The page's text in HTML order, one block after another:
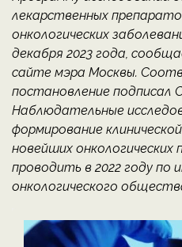
лекарственных
онкологических
декабря 2023 года,
сайте мэра Москвы.
постановление подписал
Наблюдательные
формирование
новейших онкологических
проводить в 2022 году по
онкологического